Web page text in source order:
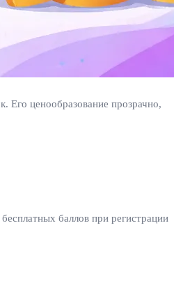
Его ценообразование прозрачно,
баллов при регистрации